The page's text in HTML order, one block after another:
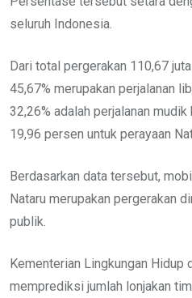
seluruh Indonesia.
Dari total pergerakan 110,67
45,67% merupakan perjalanan
32,26% adalah perjalanan
19,96 persen untuk perayaan
Berdasarkan data tersebut,
Nataru merupakan pergerakan
publik.
Kementerian Lingkungan Hidup
memprediksi jumlah lonjakan